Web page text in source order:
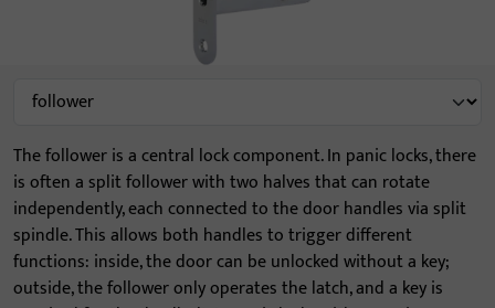
The follower is a central lock component. In panic locks, there
is often a split follower with two halves that can rotate
independently, each connected to the door handles via split
spindle. This allows both handles to trigger different
functions: inside, the door can be unlocked without a key;
outside, the follower only operates the latch, and a key is